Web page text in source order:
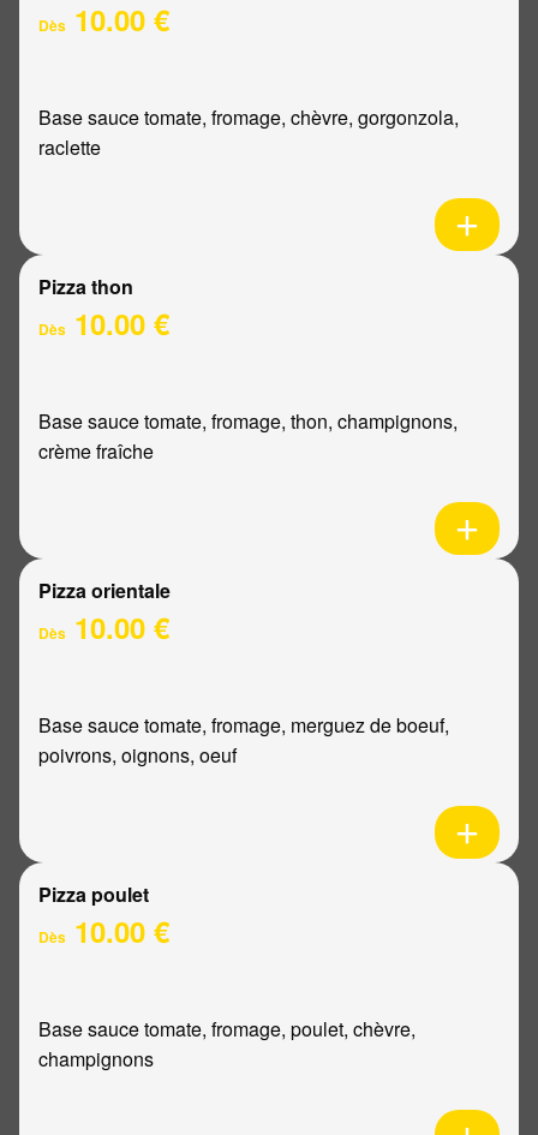
Dès 10.00 €
Base sauce tomate, fromage, chèvre, gorgonzola,
raclette
Pizza thon
Dès 10.00 €
Base sauce tomate, fromage, thon, champignons,
crème fraîche
Pizza orientale
Dès 10.00 €
Base sauce tomate, fromage, merguez de boeuf,
poivrons, oignons, oeuf
Pizza poulet
Dès 10.00 €
Base sauce tomate, fromage, poulet, chèvre,
champignons